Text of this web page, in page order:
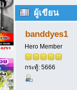
ผู้เขียน
52784 ครั้ง)
banddyes1
Hero Member
กระทู้: 5666